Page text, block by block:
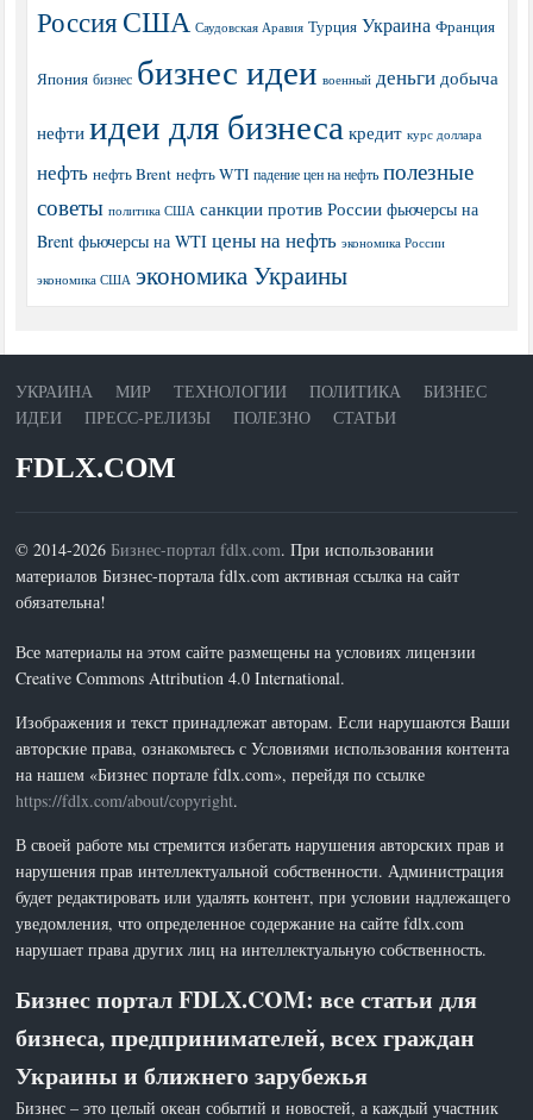
РоссияСША Саудовская Аравия Турция Украина Франция
Япония бизнес бизнес идеи военный деньги добыча
нефти идеи для бизнеса кредит курс доллара
нефть нефть Brent нефть WTI падение цен на нефть полезные
советы политика США санкции против России фьючерсы на
Brent фьючерсы на WTI цены на нефть экономика России
экономика США экономика Украины
УКРАИНА МИР ТЕХНОЛОГИИ ПОЛИТИКА
БИЗНЕС
ИДЕИ
ПРЕСС-РЕЛИЗЫ ПОЛЕЗНО СТАТЬИ
FDLX.COM
© 2014-2026 Бизнес-портал fdlx.com. При использовании
материалов Бизнес-портала fdlx.com активная ссылка на сайт
обязательна!
Все материалы на этом сайте размещены на условиях лицензии
Creative Commons Attribution 4.0 International.
Изображения и текст принадлежат авторам. Если нарушаются Ваши
авторские права, ознакомьтесь с Условиями использования контента
на нашем «Бизнес портале fdlx.com», перейдя по ссылке
https://fdlx.com/about/copyright.
В своей работе мы стремится избегать нарушения авторских прав и
нарушения прав интеллектуальной собственности. Администрация
будет редактировать или удалять контент, при условии надлежащего
уведомления, что определенное содержание на сайте fdlx.com
нарушает права других лиц на интеллектуальную собственность.
Бизнес портал FDLX.COM: все статьи для
бизнеса, предпринимателей, всех граждан
Украины и ближнего зарубежья
Бизнес – это целый океан событий и новостей, а каждый участник